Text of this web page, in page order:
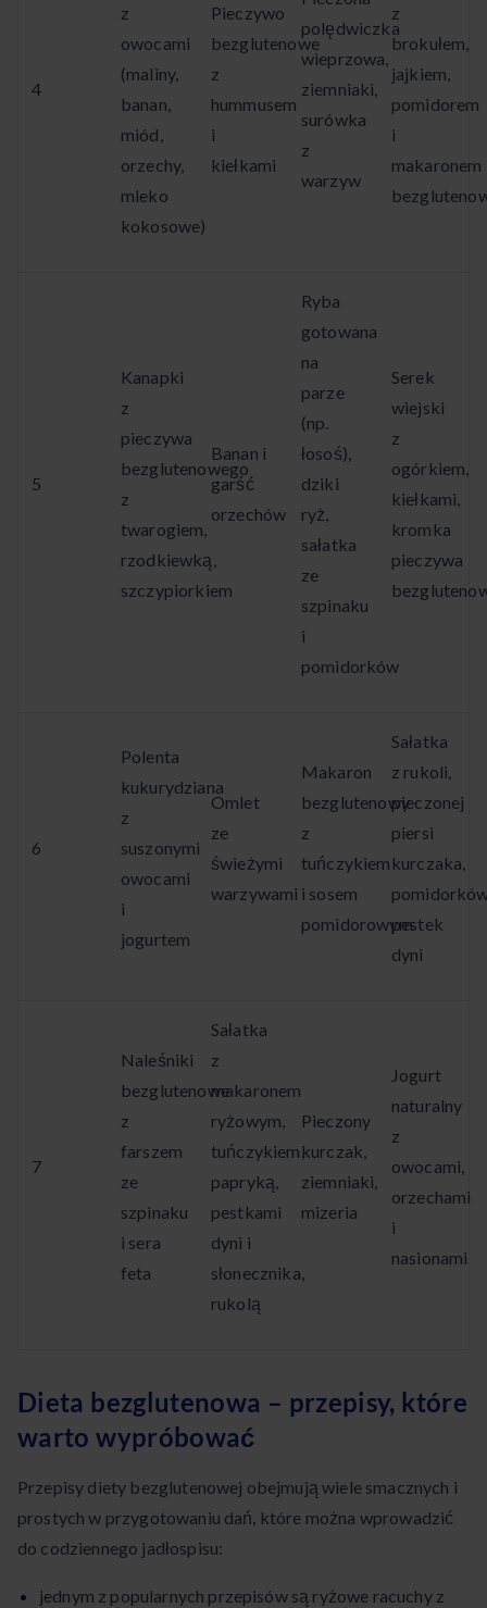
4
z
owocami
(maliny,
banan,
miód,
orzechy,
mleko
kokosowe)
Pieczywo
bezglutenowe
z
hummusem
i
kiełkami
polędwiczka
wieprzowa,
ziemniaki,
surówka
z
warzyw
z
brokułem,
jajkiem,
pomidorem
i
makaronem
5
Kanapki
z
pieczywa
bezglutenowego
z
twarogiem,
rzodkiewką,
szczypiorkiem
Banan i
garść
orzechów
Ryba
gotowana
na
parze
(np.
łosoś),
dziki
ryż,
sałatka
ze
szpinaku
i
pomidorków
Serek
wiejski
z
ogórkiem,
kiełkami,
kromka
pieczywa
6
Polenta
kukurydziana
z
suszonymi
owocami
i
jogurtem
Omlet
ze
świeżymi
warzywami
Makaron
bezglutenowy
z
tuńczykiem
i sosem
pomidorowym
Sałatka
z rukoli,
pieczonej
piersi
kurczaka,
pestek
dyni
7
Naleśniki
bezglutenowe
z
farszem
ze
szpinaku
i sera
feta
Sałatka
z
makaronem
ryżowym,
tuńczykiem,
papryką,
pestkami
dyni i
słonecznika,
rukolą
Pieczony
kurczak,
ziemniaki,
mizeria
Jogurt
naturalny
z
owocami,
orzechami
i
nasionami
Dieta bezglutenowa – przepisy, które
warto wypróbować
Przepisy diety bezglutenowej obejmują wiele smacznych i
prostych w przygotowaniu dań, które można wprowadzić
do codziennego jadłospisu:
jednym z popularnych przepisów są ryżowe racuchy z